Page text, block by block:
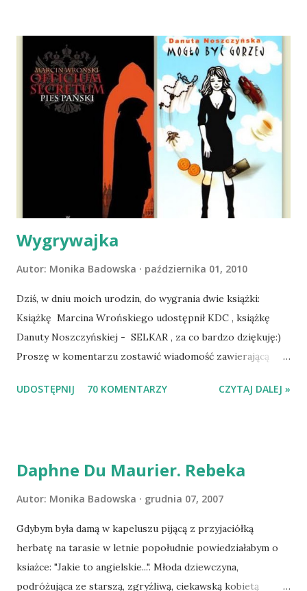
wspólnego życia przeczytacie TUTAJ i TUTAJ . Gdy już
nieco okrzepliśmy w codzienności z psem, a Amber - z
ludźmi i kotami, pojawił się pomysł na wspólny jesienny
wyjazd w Beskid Niski. Zanim to jednak się stało psica miała
atak padaczki, co spowodowało, że wyjazd odwołaliśmy,
wdrożyliśmy leczenie i od nowa zaczęliśmy oswajać z nami i
wspólnym życiem zdezorientowanego chorobą psa. Udało
się ustabilizować zawirowania zdrowotne i wówczas
zaczęliśmy się cieszyć sobą wzajemnie już na 100%.
Dopier...
Wygrywajka
Autor: Monika Badowska października 01, 2010
Dziś, w dniu moich urodzin, do wygrania dwie książki:
Książkę Marcina Wrońskiego udostępnił KDC , książkę
Danuty Noszczyńskiej - SELKAR , za co bardzo dziękuję:)
Proszę w komentarzu zostawić wiadomość zawierającą
Losowanie odbędzie się w niedzielę o 8:00. Zapraszam
UDOSTĘPNIJ 70 KOMENTARZY CZYTAJ DALEJ »
Daphne Du Maurier. Rebeka
Autor: Monika Badowska grudnia 07, 2007
Gdybym była damą w kapeluszu pijącą z przyjaciółką
herbatę na tarasie w letnie popołudnie powiedziałabym o
ksiażce: "Jakie to angielskie...". Młoda dziewczyna,
podróżująca ze starszą, zgryźliwą, ciekawską kobietą